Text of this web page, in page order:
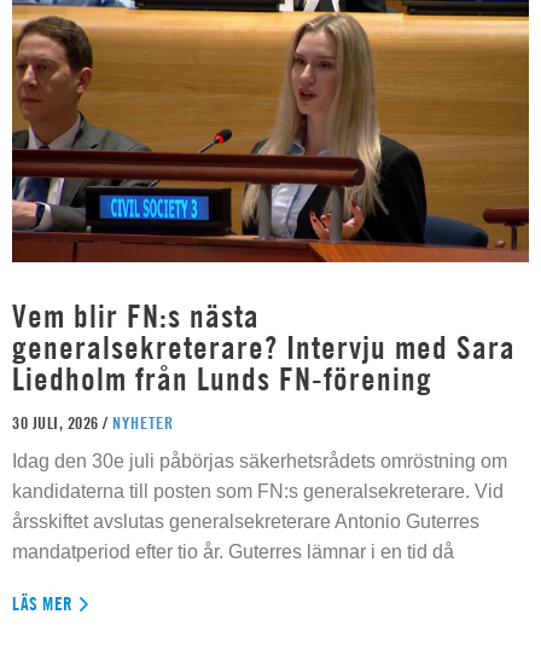
Vem blir FN:s nästa
generalsekreterare? Intervju med Sara
Liedholm från Lunds FN-förening
30 JULI, 2026 / NYHETER
Idag den 30e juli påbörjas säkerhetsrådets omröstning om
kandidaterna till posten som FN:s generalsekreterare. Vid
årsskiftet avslutas generalsekreterare Antonio Guterres
mandatperiod efter tio år. Guterres lämnar i en tid då
LÄS MER